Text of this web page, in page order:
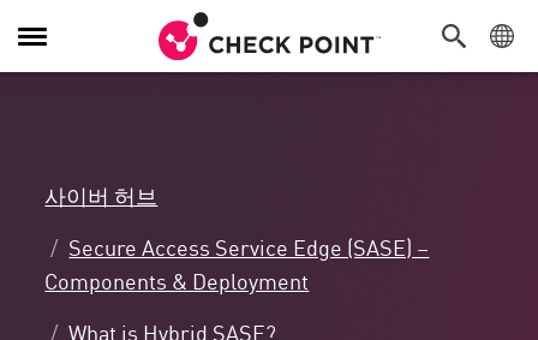
탐
색
사이버 허브
Secure Access Service Edge (SASE) –
Components & Deployment
What is Hybrid SASE?